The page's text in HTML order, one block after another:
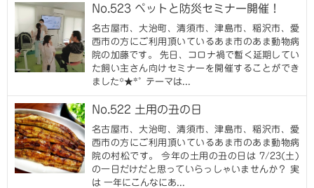
No.523 ペットと防災セミナー開催！
名古屋市、大治町、清須市、津島市、稲沢市、愛
西市の方にご利用頂いているあま市のあま動物病
院の加藤です。 先日、コロナ禍で暫く延期してい
た飼い主さん向けセミナーを開催することができ
ました꙳★*ﾟ テーマは...
No.522 土用の丑の日
名古屋市、大治町、清須市、津島市、稲沢市、愛
西市の方にご利用頂いているあま市のあま動物病
院の村松です。 今年の土用の丑の日は 7/23(土)
の一日だけだと思っていらっしゃいませんか？ 実
は 一年にこんなにあ...